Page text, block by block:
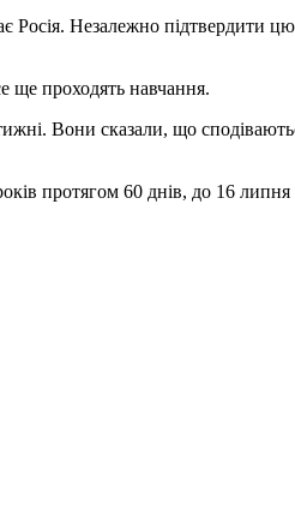
Росія. Незалежно підтвердити
ще проходять навчання.
Вони сказали, що
протягом 60 днів, до 16